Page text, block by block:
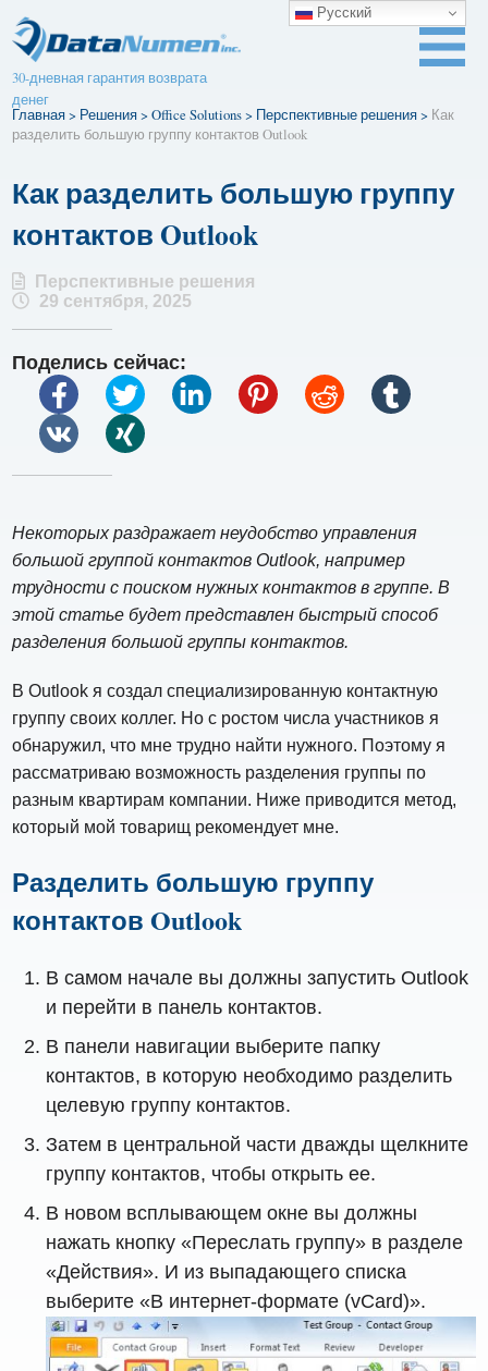
30-дневная гарантия возврата
денег
Главная> Решения>Office Solutions> Перспективные решения> Как
разделить большую группу контактов Outlook
Как разделить большую группу
контактов Outlook
Перспективные решения
29 сентября, 2025
Поделись сейчас:
Некоторых раздражает неудобство управления
большой группой контактов Outlook, например
трудности с поиском нужных контактов в группе. В
этой статье будет представлен быстрый способ
разделения большой группы контактов.
В Outlook я создал специализированную контактную
группу своих коллег. Но с ростом числа участников я
обнаружил, что мне трудно найти нужного. Поэтому я
рассматриваю возможность разделения группы по
разным квартирам компании. Ниже приводится метод,
который мой товарищ рекомендует мне.
Разделить большую группу
контактов Outlook
В самом начале вы должны запустить Outlook
и перейти в панель контактов.
В панели навигации выберите папку
контактов, в которую необходимо разделить
целевую группу контактов.
Затем в центральной части дважды щелкните
группу контактов, чтобы открыть ее.
В новом всплывающем окне вы должны
нажать кнопку «Переслать группу» в разделе
«Действия». И из выпадающего списка
выберите «В интернет-формате (vCard)».
Русский